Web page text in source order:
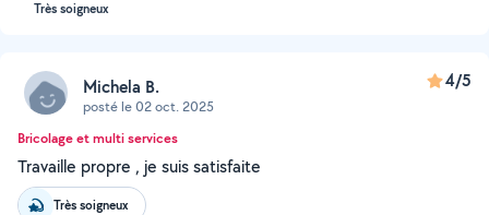
Très soigneux
Michela B.
posté le 02 oct. 2025
4/5
Bricolage et multi services
Travaille propre , je suis satisfaite
Très soigneux